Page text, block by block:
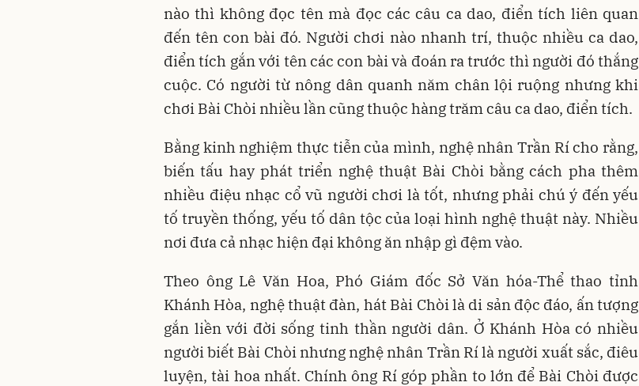
nào thì không đọc tên mà đọc các câu ca dao, điển tích liên quan
đến tên con bài đó. Người chơi nào nhanh trí, thuộc nhiều ca dao,
điển tích gắn với tên các con bài và đoán ra trước thì người đó thắng
cuộc. Có người từ nông dân quanh năm chân lội ruộng nhưng khi
chơi Bài Chòi nhiều lần cũng thuộc hàng trăm câu ca dao, điển tích.
Bằng kinh nghiệm thực tiễn của mình, nghệ nhân Trần Rí cho rằng,
biến tấu hay phát triển nghệ thuật Bài Chòi bằng cách pha thêm
nhiều điệu nhạc cổ vũ người chơi là tốt, nhưng phải chú ý đến yếu
tố truyền thống, yếu tố dân tộc của loại hình nghệ thuật này. Nhiều
nơi đưa cả nhạc hiện đại không ăn nhập gì đệm vào.
Theo ông Lê Văn Hoa, Phó Giám đốc Sở Văn hóa-Thể thao tỉnh
Khánh Hòa, nghệ thuật đàn, hát Bài Chòi là di sản độc đáo, ấn tượng
gắn liền với đời sống tinh thần người dân. Ở Khánh Hòa có nhiều
người biết Bài Chòi nhưng nghệ nhân Trần Rí là người xuất sắc, điêu
luyện, tài hoa nhất. Chính ông Rí góp phần to lớn để Bài Chòi được